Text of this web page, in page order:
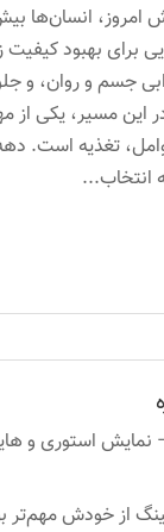
امروز، انسان‌ها
برای بهبود
جسم و روان، و
این مسیر، یکی از
عوامل، تغذیه است.
انتخاب...
نمایش استوری و
از خودش مهم‌تر